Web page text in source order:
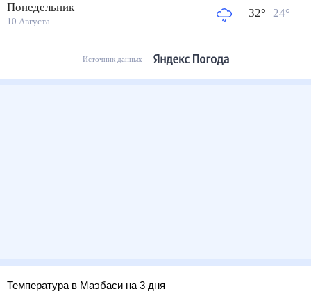
Понедельник
10 Августа
32° 24°
Источник данных
Температура в Маэбаси на 3 дня